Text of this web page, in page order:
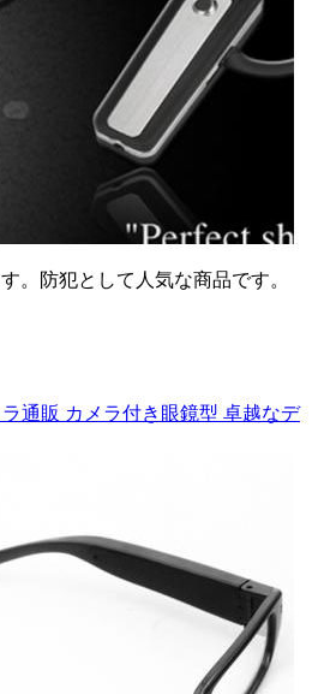
。防犯として人気な商品です。
通販 カメラ付き眼鏡型 卓越なデ